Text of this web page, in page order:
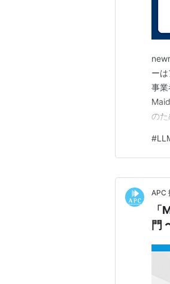
ー
事業
のた
#
APC
門